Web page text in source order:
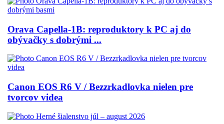
Orava Capella-1B: reproduktory k PC aj do
obývačky s dobrými ...
Canon EOS R6 V / Bezzrkadlovka nielen pre
tvorcov videa